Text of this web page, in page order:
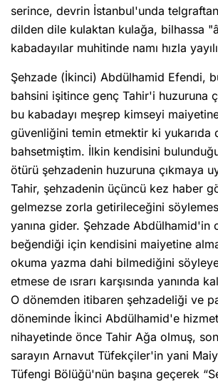
serince, devrin İstanbul'unda telgraftan
dilden dile kulaktan kulağa, bilhassa
kabadayılar muhitinde namı hızla
Şehzade (İkinci) Abdülhamid Efendi,
bahsini işitince genç Tahir'i huzuruna
bu kabadayı meşrep kimseyi
güvenliğini temin etmektir ki yukarıda
bahsetmiştim. İlkin kendisini
ötürü şehzadenin huzuruna çıkmaya
Tahir, şehzadenin üçüncü kez haber
gelmezse zorla getirileceğini
yanına gider. Şehzade Abdülhamid'in
beğendiği için kendisini maiyetine
okuma yazma dahi bilmediğini
etmese de ısrarı karşısında yanında
O dönemden itibaren şehzadeliği ve
döneminde İkinci Abdülhamid'e
nihayetinde önce Tahir Ağa olmuş,
sarayın Arnavut Tüfekçiler'in yani
Tüfengi Bölüğü'nün başına geçerek